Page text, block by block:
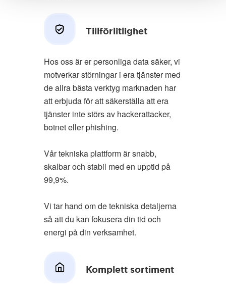
Tillförlitlighet
Hos oss är er personliga data säker, vi
motverkar störningar i era tjänster med
de allra bästa verktyg marknaden har
att erbjuda för att säkerställa att era
tjänster inte störs av hackerattacker,
botnet eller phishing.
Vår tekniska plattform är snabb,
skalbar och stabil med en upptid på
99,9%.
Vi tar hand om de tekniska detaljerna
så att du kan fokusera din tid och
energi på din verksamhet.
Komplett sortiment